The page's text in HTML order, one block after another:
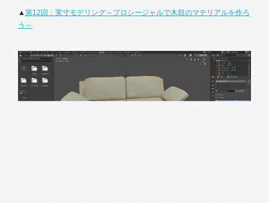
▲第12回：実寸モデリング～プロシージャルで木目のマテリアルを作ろ
う～